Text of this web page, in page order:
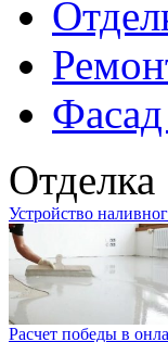
Отделка
Устройство
Расчет победы в